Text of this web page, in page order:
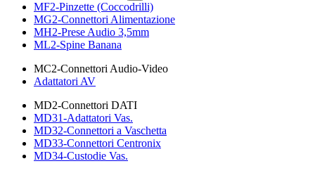
MF2-Pinzette (Coccodrilli)
MG2-Connettori Alimentazione
MH2-Prese Audio 3,5mm
ML2-Spine Banana
MC2-Connettori Audio-Video
Adattatori AV
MD2-Connettori DATI
MD31-Adattatori Vas.
MD32-Connettori a Vaschetta
MD33-Connettori Centronix
MD34-Custodie Vas.